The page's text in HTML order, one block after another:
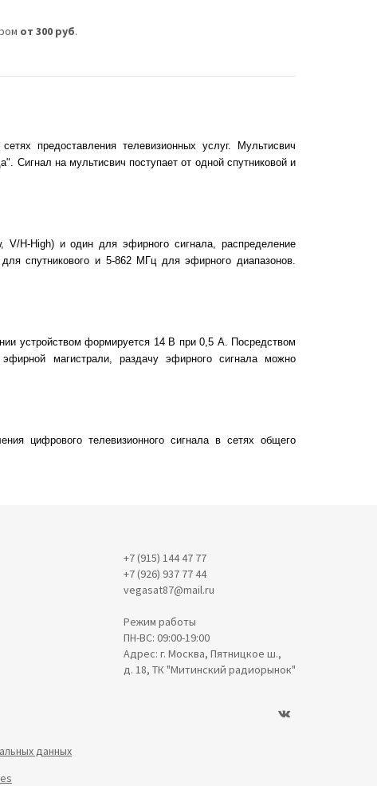
от 300 руб.
предоставления телевизионных услуг. Мультисвич
Сигнал на мультисвич поступает от одной спутниковой и
V/H-High) и один для эфирного сигнала, распределение
спутникового и 5-862 МГц для эфирного диапазонов.
устройством формируется 14 В при 0,5 А. Посредством
магистрали, раздачу эфирного сигнала можно
цифрового телевизионного сигнала в сетях общего
+7 (915) 144 47 77
+7 (926) 937 77 44
vegasat87@mail.ru
Режим работы
ПН-ВС: 09:00-19:00
Адрес: г. Москва, Пятницкое ш.,
д. 18, ТК "Митинский радиорынок"
данных